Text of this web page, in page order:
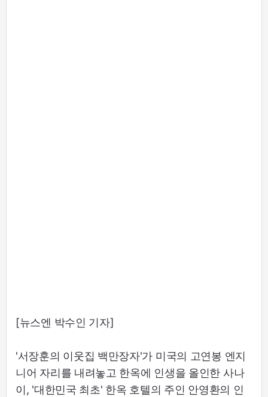
[뉴스엔 박수인 기자]
'서장훈의 이웃집 백만장자'가 미국의 고연봉 엔지
니어 자리를 내려놓고 한옥에 인생을 올인한 사나
이, '대한민국 최초' 한옥 호텔의 주인 안영환의 인